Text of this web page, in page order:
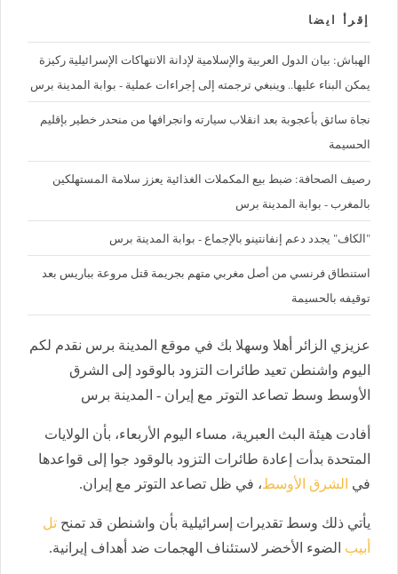
إقرأ ايضا
الهباش: بيان الدول العربية والإسلامية لإدانة الانتهاكات الإسرائيلية ركيزة
يمكن البناء عليها.. وينبغي ترجمته إلى إجراءات عملية - بوابة المدينة برس
نجاة سائق بأعجوبة بعد انقلاب سيارته وانجرافها من منحدر خطير بإقليم
الحسيمة
رصيف الصحافة: ضبط بيع المكملات الغذائية يعزز سلامة المستهلكين
بالمغرب - بوابة المدينة برس
"الكاف" يجدد دعم إنفانتينو بالإجماع - بوابة المدينة برس
استنطاق فرنسي من أصل مغربي متهم بجريمة قتل مروعة بباريس بعد
توقيفه بالحسيمة
عزيزي الزائر أهلا وسهلا بك في موقع المدينة برس نقدم لكم
اليوم واشنطن تعيد طائرات التزود بالوقود إلى الشرق
الأوسط وسط تصاعد التوتر مع إيران - المدينة برس
أفادت هيئة البث العبرية، مساء اليوم الأربعاء، بأن الولايات
المتحدة بدأت إعادة طائرات التزود بالوقود جوا إلى قواعدها
في الشرق الأوسط، في ظل تصاعد التوتر مع إيران.
يأتي ذلك وسط تقديرات إسرائيلية بأن واشنطن قد تمنح تل
أبيب الضوء الأخضر لاستئناف الهجمات ضد أهداف إيرانية.